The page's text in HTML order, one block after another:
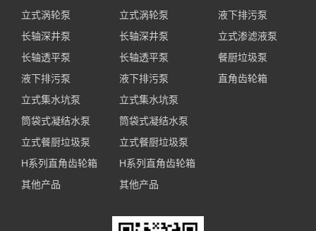
立式涡轮泵
长轴深井泵
长轴透平泵
液下排污泵
立式集水坑泵
筒袋式凝结水泵
立式餐厨垃圾泵
H系列直角齿轮箱
其他产品
立式涡轮泵
长轴深井泵
长轴透平泵
液下排污泵
立式集水坑泵
筒袋式凝结水泵
立式餐厨垃圾泵
H系列直角齿轮箱
其他产品
液下排污泵
立式渗滤液泵
餐厨垃圾泵
直角齿轮箱